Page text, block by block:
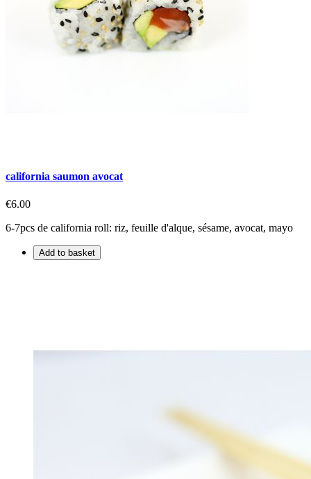
california saumon avocat
€6.00
6-7pcs de california roll: riz, feuille d'alque, sésame, avocat, mayo
Add to basket